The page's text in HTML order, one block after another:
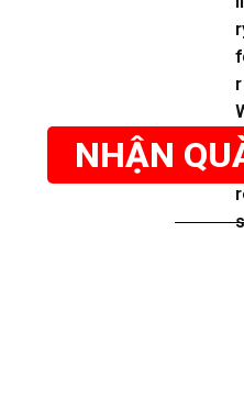
NHẬN